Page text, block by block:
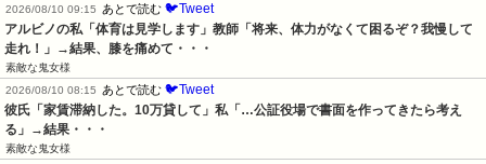
2026/08/10 09:15
あとで読む 🐦Tweet
アルビノの私「体育は見学します」教師「将来、体力がなくて困るぞ？我慢して
走れ！」→結果、膝を痛めて・・・
素敵な鬼女様
2026/08/10 08:15
あとで読む 🐦Tweet
彼氏「家賃滞納した。10万貸して」私「…公証役場で書面を作ってきたら考え
る」→結果・・・
素敵な鬼女様